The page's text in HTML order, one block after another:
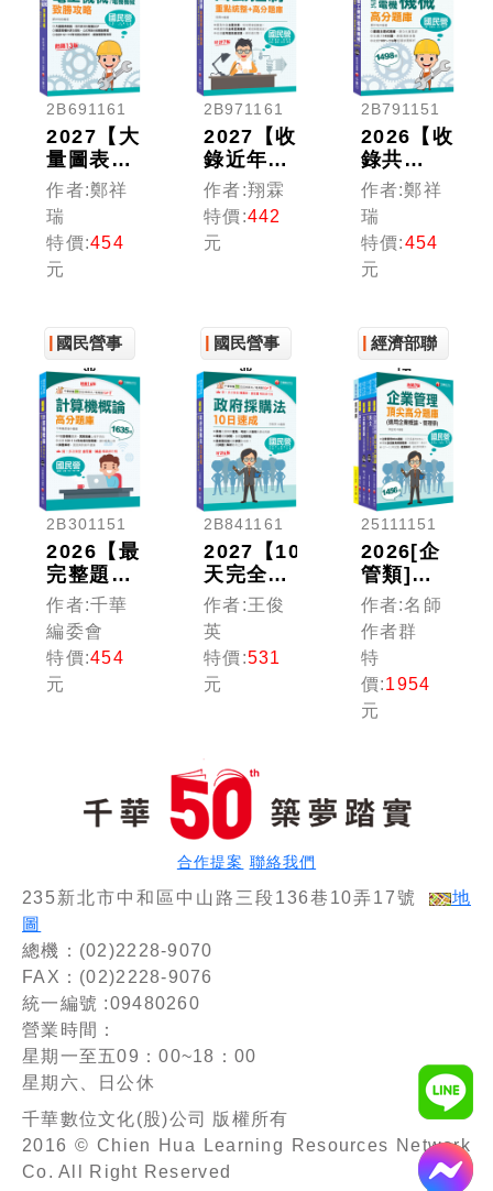
2B691161
2027【大
量圖表解
說】電工
機械(電
機機械)
致勝攻略
（十三
電／中油
／北捷／
高普考／
各類特
考］
作者:鄭祥
瑞
特價:454
元
2B971161
2027【收
錄近年國
民營試
題】自動
控制重點
統整+高
事業／郵
政／台酒
／桃機／
經濟部／
關務）
作者:翔霖
特價:442
元
2B791151
2026【收
錄共
1498
題，輔以
圖示，不
用死記】
主題式電
械)高分
題庫〔9
版〕（國
民營事業
／台電／
台灣菸酒
／中油／
台鐵）
作者:鄭祥
瑞
特價:454
元
國民營事
業
2B301151
2026【最
完整題
庫】計算
機概論高
分題庫
［十六
版］（國
鋼／捷
作者:千華
編委會
特價:454
元
國民營事
業
2B841161
2027【10
天完全攻
略政府採
購法】政
府採購法
10日速
成（六
電／捷運
／台酒／
鐵路特
考）
作者:王俊
英
特價:531
元
經濟部聯
招
25111151
2026[企
管類]經
濟部所屬
事業機構
(台電/中
油/台水/
台糖)新
進職員聯
精編上千
題模擬
概念
作者:名師
作者群
特
價:1954
元
合作提案 聯絡我們
235新北市中和區中山路三段136巷10弄17號
地
圖
總機：(02)2228-9070
FAX：(02)2228-9076
統一編號 :09480260
營業時間：
星期一至五09：00~18：00
星期六、日公休
千華數位文化(股)公司 版權所有
2016 © Chien Hua Learning Resources Network
Co. All Right Reserved